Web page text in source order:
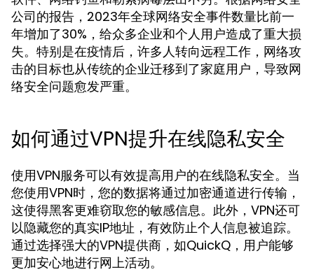
公司的报告，2023年全球网络安全事件数量比前一
年增加了30%，给众多企业和个人用户造成了重大损
失。特别是在疫情后，许多人转向远程工作，网络攻
击的目标也从传统的企业迁移到了家庭用户，导致网
络安全问题愈发严重。
如何通过VPN提升在线隐私安全
使用VPN服务可以有效提高用户的在线隐私安全。当
您使用VPN时，您的数据将通过加密通道进行传输，
这使得黑客更难窃取您的敏感信息。此外，VPN还可
以隐藏您的真实IP地址，有效防止个人信息被追踪。
通过选择强大的VPN提供商，如QuickQ，用户能够
更加安心地进行网上活动。